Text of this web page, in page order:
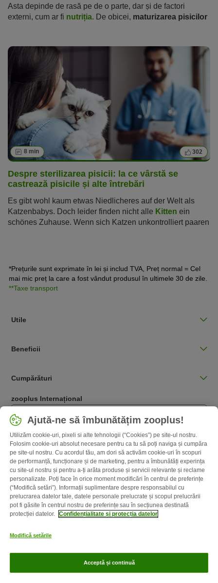
Asta depinde de rasă pe de o parte, dar și de factori
externi, cum ar fi nutriția. De obicei, maturizarea pisicilor
precumMaine Coon, această perioadă se poate
extinde. Pentru a asigura puiului tău un început perfect într-
o viață sănătoasă și pentru a-i oferi suportul necesar în
timpul procesului de creștere, este esențial să fii
familiarizat cu etapele de dezvoltare.
8 min 302
Despre sterilizarea pisicii: la ce vârstă se
castrează pisicile și alte întrebări
Es gibt wohl kaum etwas Niedlicheres auf der Welt als
Katzenbabys. Doch leider finden nicht alle Kitten ein
schönes Zuhause. Wenn sich Katzen unkontrolliert paaren
Wie eine Kastration bei Katzen abläuft, was es zu
beachten gilt und wie sich die Sterilisation davon
unterscheidet, haben wir für Sie zusammengefasst.
*Prețurile sunt exprimate în lei și includ TVA, Preț normal = Cel
mai mic preț la care a fost vândut produsul în ultimele 30 de zile.
**Taxe transport
Utile
Beneficii
Cumpărături
zooplus Internațional
Română / RO
Follow zooplus
Despre noi Cariere zooplus
durata de livrare
Metode de plată
Program de afiliere
Confidenţialitate & protecția datelor
Ajută-ne să îmbunătățim zooplus!
Utilizăm cookie-uri, pixeli si alte tehnologii (“Cookies”) pe site-ul nostru.
Folosim cookie-uri absolut necesare pentru ca tu să poți naviga și cumpăra
pe site-ul nostru. Cu acordul tău, am dori să activăm cookie-uri în scopuri
de performanță, funcționare și de marketing, pentru a îmbunătăți experința
cu site-ul nostru și pentru a-ți arăta produse și servicii relevante și reclame
personalizate. Poți face în orice moment modificări în centrul de preferințe
(“Modifică setări”). Informații suplimentare despre responsabilul cu
prelucrarea datelor tale, datele personale prelucrate și scopul prelucrării
pot fi găsite în centrul nostru de preferințe sau în secțiunea destinată
protecției datelor. Confidențialitate și protecția datelor
Modifică setările
Acceptă și continuă